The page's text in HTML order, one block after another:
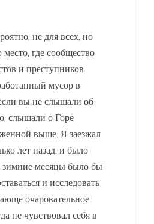
не для всех, но
где сообщество
и преступников
мусор в
вы не слышали об
слышали о Горе
выше. Я заезжал
лет назад, и было
зимние месяцы было бы
и исследовать
очаровательное
не чувствовал себя в